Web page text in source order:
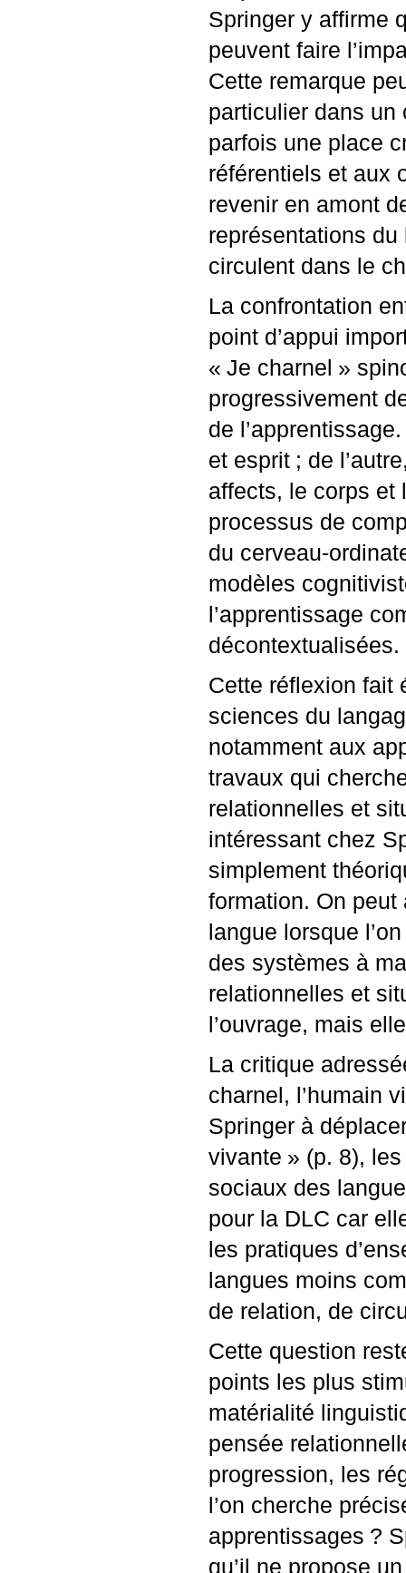
Springer y affirme
peuvent faire
Cette remarque
particulier dans un
parfois une place
référentiels et aux
revenir en amont
représentations du
circulent dans le
La confrontation
point d’appui
« Je charnel »
progressivement
de
et esprit ; de
affects, le corps et
processus de
du cerveau-
modèles
l’apprentissage
décontextualisées.
Cette réflexion fait
sciences du
notamment aux
travaux qui
relationnelles et
intéressant chez
simplement
formation. On
langue lorsque
des systèmes à
relationnelles et
l’ouvrage, mais
La critique
charnel, l’humain
Springer à
vivante » (p. 8),
sociaux des
pour la DLC car
les pratiques
langues moins
de relation, de
Cette question
points les plus
matérialité
pensée
progression, les
l’on cherche
apprentissages ?
qu’il ne propose